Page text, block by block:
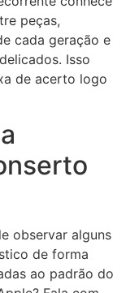
peças,
cada geração e
Isso
de acerto logo
observar alguns
de forma
ao padrão do